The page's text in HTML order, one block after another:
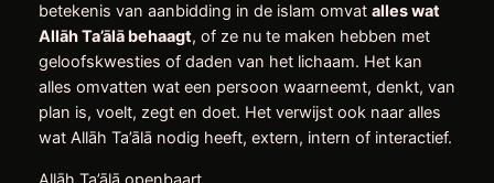
betekenis van aanbidding in de islam omvat alles wat
Allāh Ta’ālā behaagt, of ze nu te maken hebben met
geloofskwesties of daden van het lichaam. Het kan
alles omvatten wat een persoon waarneemt, denkt, van
plan is, voelt, zegt en doet. Het verwijst ook naar alles
wat Allāh Ta’ālā nodig heeft, extern, intern of interactief.